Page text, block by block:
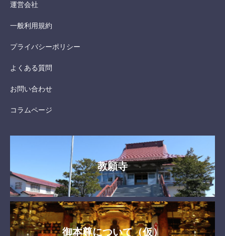
運営会社
一般利用規約
プライバシーポリシー
よくある質問
お問い合わせ
コラムページ
教願寺
御本尊について（仮）